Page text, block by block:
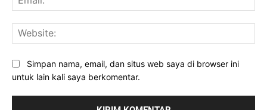
Simpan nama, email, dan situs web saya di browser ini
untuk lain kali saya berkomentar.